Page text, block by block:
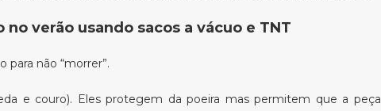
verão usando sacos a vácuo e TNT
para não “morrer”.
e couro). Eles protegem da poeira mas permitem que a peça